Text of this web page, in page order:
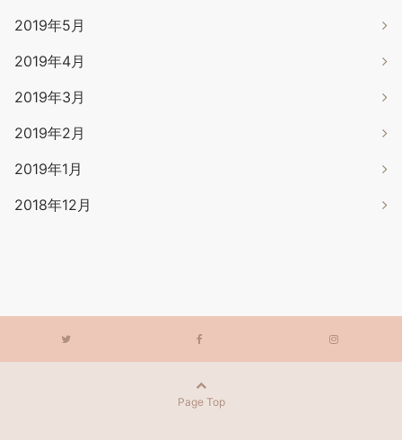
2019年5月
2019年4月
2019年3月
2019年2月
2019年1月
2018年12月
Page Top